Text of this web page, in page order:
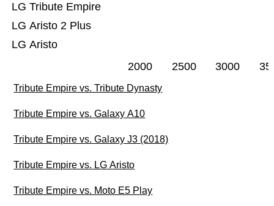
LG Aristo
LG Aristo 2 Plus
LG Tribute Empire
2000 2500 3000
Tribute Empire vs. Tribute Dynasty
Tribute Empire vs. Galaxy A10
Tribute Empire vs. Galaxy J3 (2018)
Tribute Empire vs. LG Aristo
Tribute Empire vs. Moto E5 Play